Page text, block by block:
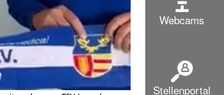
Webcams
Stellenportal